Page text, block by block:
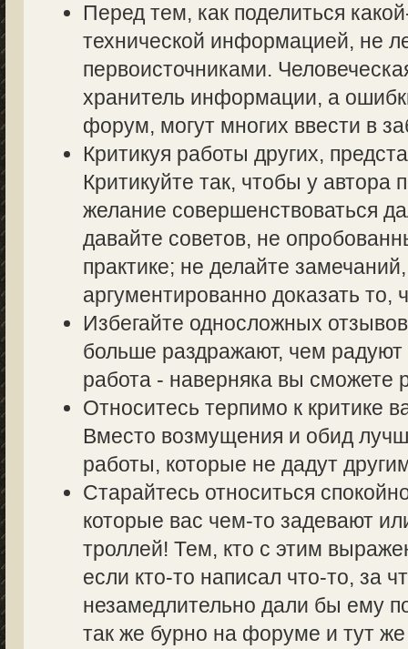
Перед тем, как поделиться
технической информацией, не
первоисточниками.
хранитель информации, а
форум, могут многих ввести в
Критикуя работы других,
Критикуйте так, чтобы у автора
желание совершенствоваться
давайте советов, не
практике; не делайте
аргументированно доказать то,
Избегайте односложных
больше раздражают, чем
работа - наверняка вы сможете
Относитесь терпимо к критике
Вместо возмущения и обид
работы, которые не дадут
Старайтесь относиться
которые вас чем-то задевают
троллей! Тем, кто с этим
если кто-то написал что-то, за
незамедлительно дали бы ему
так же бурно на форуме и тут